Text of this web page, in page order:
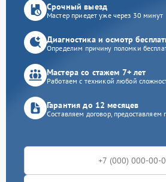
Срочный выезд
Мастер приедет уже через 30 минут
Диагностика и осмотр
Определим причину поломки
Мастера со стажем 7+ лет
Работаем с техникой любой
Гарантия до 12 месяцев
Составляем договор, предоставляем